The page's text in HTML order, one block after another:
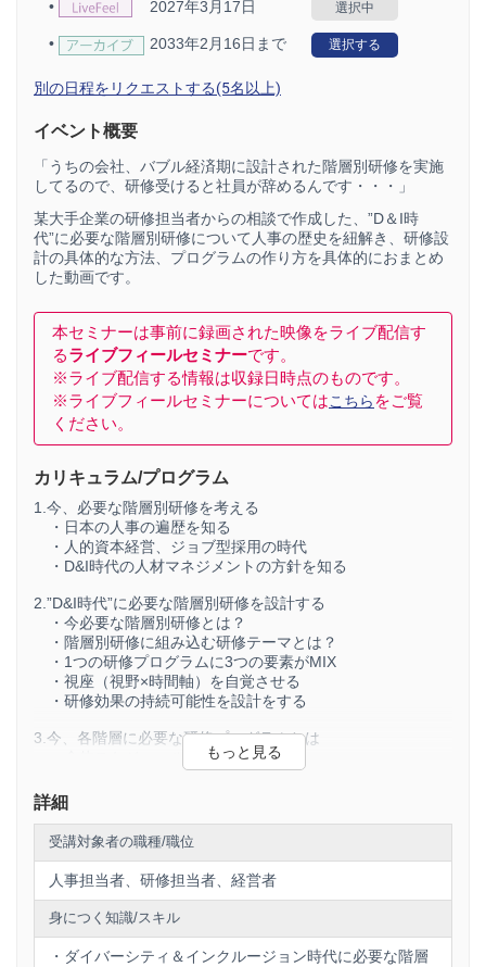
• 2027年3月17日 選択中
• 2033年2月16日まで 選択する
別の日程をリクエストする(5名以上)
イベント概要
「うちの会社、バブル経済期に設計された階層別研修を実施
してるので、研修受けると社員が辞めるんです・・・」
某大手企業の研修担当者からの相談で作成した、”D＆I時
代”に必要な階層別研修について人事の歴史を紐解き、研修設
計の具体的な方法、プログラムの作り方を具体的におまとめ
した動画です。
本セミナーは事前に録画された映像をライブ配信す
るライブフィールセミナーです。
※ライブ配信する情報は収録日時点のものです。
※ライブフィールセミナーについてはこちら をご覧
ください。
カリキュラム/プログラム
1.今、必要な階層別研修を考える
・日本の人事の遍歴を知る
・人的資本経営、ジョブ型採用の時代
・D&I時代の人材マネジメントの方針を知る
2.”D&I時代”に必要な階層別研修を設計する
・今必要な階層別研修とは？
・階層別研修に組み込む研修テーマとは？
・1つの研修プログラムに3つの要素がMIX
・視座（視野×時間軸）を自覚させる
・研修効果の持続可能性を設計をする
3.今、各階層に必要な研修プログラムとは
・一般社員向けプログラム
・リーダー向けプログラム
・管理職向けプログラム
詳細
受講対象者の職種/職位
人事担当者、研修担当者、経営者
身につく知識/スキル
・ダイバーシティ＆インクルージョン時代に必要な階層